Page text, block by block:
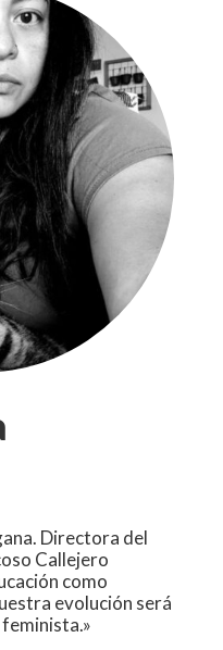
Directora del
Callejero
como
evolución será